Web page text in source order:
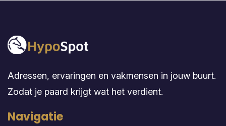
Adressen, ervaringen en vakmensen in jouw buurt.
Zodat je paard krijgt wat het verdient.
Navigatie